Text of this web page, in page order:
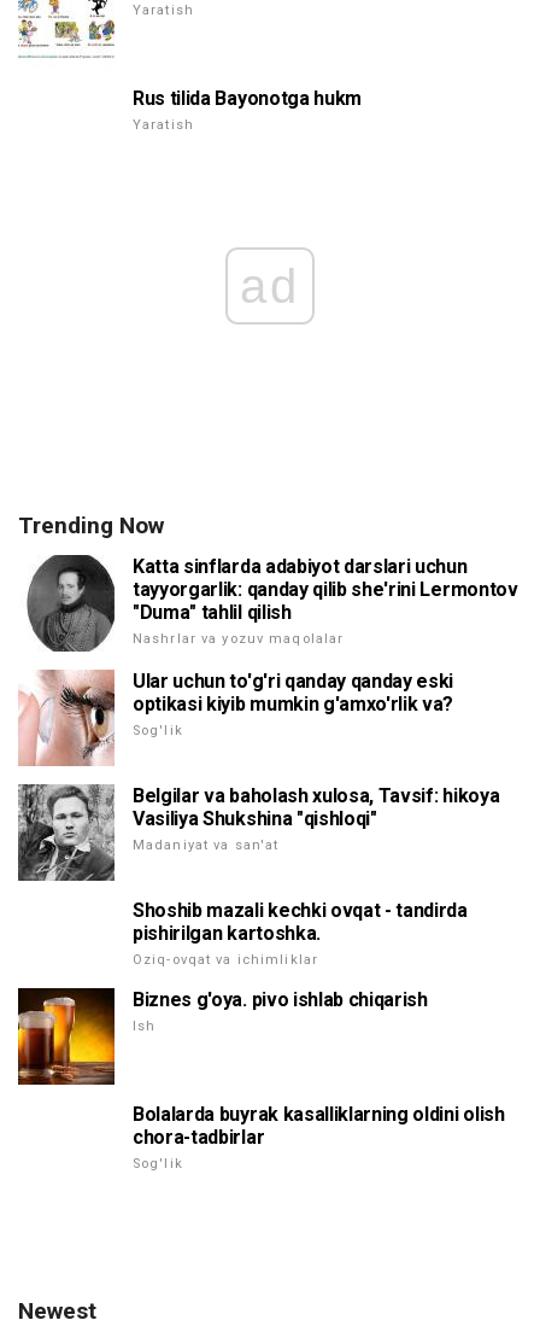
Yaratish
Rus tilida Bayonotga hukm
Yaratish
ad
Trending Now
Katta sinflarda adabiyot darslari uchun
tayyorgarlik: qanday qilib she'rini Lermontov
"Duma" tahlil qilish
Nashrlar va yozuv maqolalar
Ular uchun to'g'ri qanday qanday eski
optikasi kiyib mumkin g'amxo'rlik va?
Sog'lik
Belgilar va baholash xulosa, Tavsif: hikoya
Vasiliya Shukshina "qishloqi"
Madaniyat va san'at
Shoshib mazali kechki ovqat - tandirda
pishirilgan kartoshka.
Oziq-ovqat va ichimliklar
Biznes g'oya. pivo ishlab chiqarish
Ish
Bolalarda buyrak kasalliklarning oldini olish
chora-tadbirlar
Sog'lik
Newest